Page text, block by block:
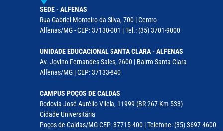
SEDE - ALFENAS
Rua Gabriel Monteiro da Silva, 700 | Centro
Alfenas/MG - CEP: 37130-001 | Tel.: (35) 3701-9000
UNIDADE EDUCACIONAL SANTA CLARA - ALFENAS
Av. Jovino Fernandes Sales, 2600 | Bairro Santa Clara
Alfenas/MG | CEP: 37133-840
CAMPUS POÇOS DE CALDAS
Rodovia José Aurélio Vilela, 11999 (BR 267 Km 533)
Cidade Universitária
Poços de Caldas/MG CEP: 37715-400 | Telefone: (35) 3697-4600